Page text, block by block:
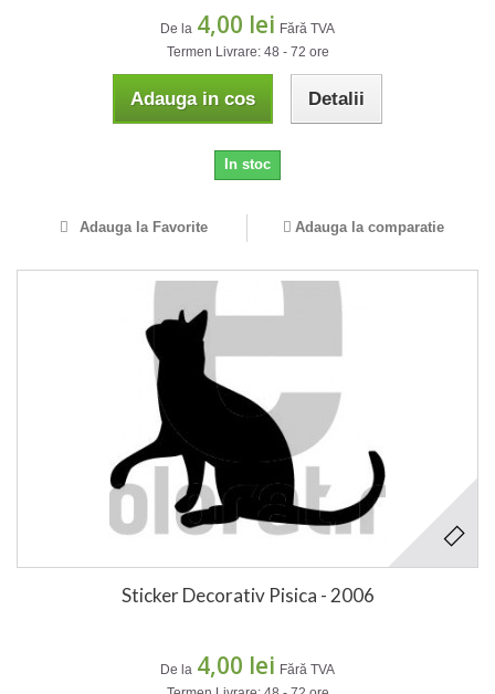
De la 4,00 lei Fără TVA
Termen Livrare: 48 - 72 ore
Adauga in cos Detalii
In stoc
Adauga la Favorite Adauga la comparatie
Sticker Decorativ Pisica - 2006
De la 4,00 lei Fără TVA